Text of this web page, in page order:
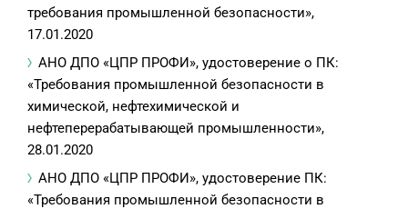
требования промышленной безопасности»,
17.01.2020
АНО ДПО «ЦПР ПРОФИ», удостоверение о ПК:
«Требования промышленной безопасности в
химической, нефтехимической и
нефтеперерабатывающей промышленности»,
28.01.2020
АНО ДПО «ЦПР ПРОФИ», удостоверение ПК:
«Требования промышленной безопасности в